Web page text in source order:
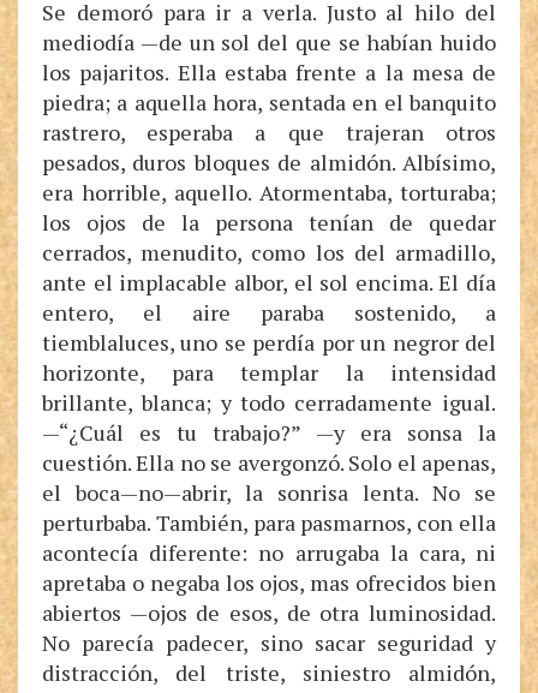
Se demoró para ir a verla. Justo al hilo del
mediodía —de un sol del que se habían huido
los pajaritos. Ella estaba frente a la mesa de
piedra; a aquella hora, sentada en el banquito
rastrero, esperaba a que trajeran otros
pesados, duros bloques de almidón. Albísimo,
era horrible, aquello. Atormentaba, torturaba;
los ojos de la persona tenían de quedar
cerrados, menudito, como los del armadillo,
ante el implacable albor, el sol encima. El día
entero, el aire paraba sostenido, a
tiemblaluces, uno se perdía por un negror del
horizonte, para templar la intensidad
brillante, blanca; y todo cerradamente igual.
—“¿Cuál es tu trabajo?” —y era sonsa la
cuestión. Ella no se avergonzó. Solo el apenas,
el boca—no—abrir, la sonrisa lenta. No se
perturbaba. También, para pasmarnos, con ella
acontecía diferente: no arrugaba la cara, ni
apretaba o negaba los ojos, mas ofrecidos bien
abiertos —ojos de esos, de otra luminosidad.
No parecía padecer, sino sacar seguridad y
distracción, del triste, siniestro almidón,